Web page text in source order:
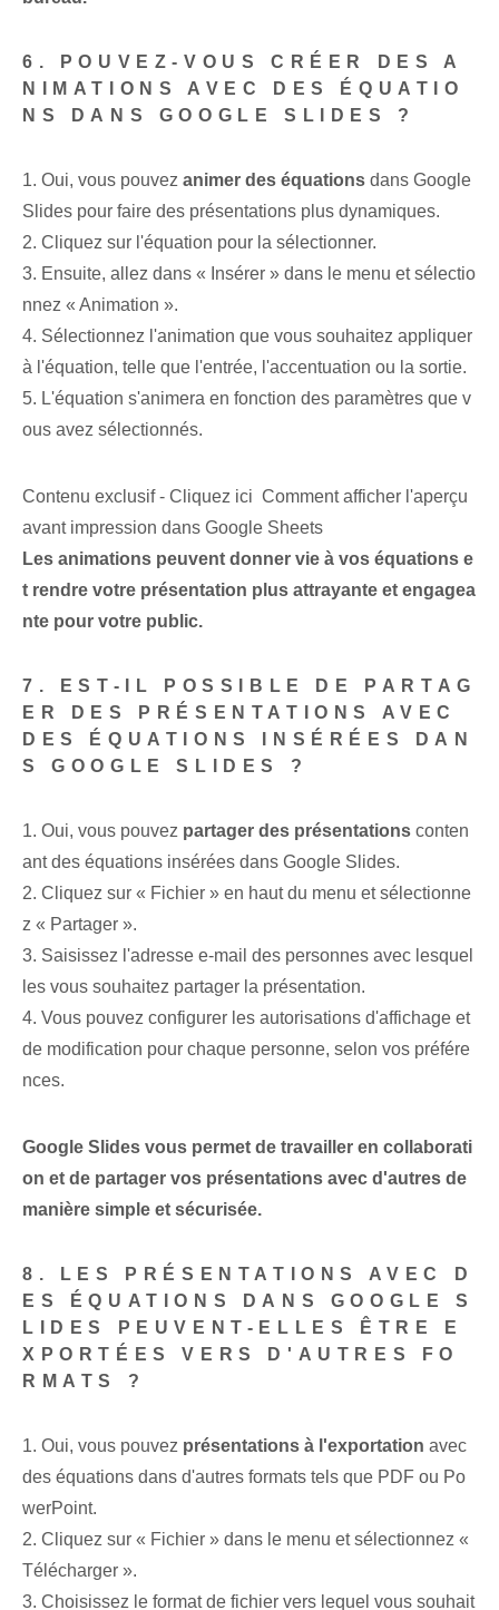
6. POUVEZ-VOUS CRÉER DES A
NIMATIONS AVEC DES ÉQUATIO
NS DANS GOOGLE SLIDES ?
1. Oui, vous pouvez animer des équations dans Google
Slides pour faire des présentations plus dynamiques.
2. Cliquez sur l'équation pour la sélectionner.
3. Ensuite, allez dans « Insérer » dans le menu et sélectio
nnez « Animation ».
4. Sélectionnez l'animation que vous souhaitez appliquer
à l'équation, telle que l'entrée, l'accentuation ou la sortie.
5. L'équation s'animera en fonction des paramètres que v
ous avez sélectionnés.
Contenu exclusif - Cliquez ici Comment afficher l'aperçu
avant impression dans Google Sheets
Les animations peuvent donner vie à vos équations e
t rendre votre présentation plus attrayante et engagea
nte pour votre public.
7. EST-IL POSSIBLE DE PARTAG
ER DES PRÉSENTATIONS AVEC
DES ÉQUATIONS INSÉRÉES DAN
S GOOGLE SLIDES ?
1. Oui, vous pouvez partager des présentations conten
ant des équations insérées dans Google Slides.
2. Cliquez sur « Fichier » en haut du menu et sélectionne
z « Partager ».
3. Saisissez l'adresse e-mail des personnes avec lesquel
les vous souhaitez partager la présentation.
4. Vous pouvez configurer les autorisations d'affichage et
de modification pour chaque personne, selon vos préfére
nces.
Google Slides vous permet de travailler en collaborati
on et de partager vos présentations avec d'autres de
manière simple et sécurisée.
8. LES PRÉSENTATIONS AVEC D
ES ÉQUATIONS DANS GOOGLE S
LIDES PEUVENT-ELLES ÊTRE E
XPORTÉES VERS D'AUTRES FO
RMATS ?
1. Oui, vous pouvez présentations à l'exportation avec
des équations dans d'autres formats tels que PDF ou Po
werPoint.
2. Cliquez sur « Fichier » dans le menu et sélectionnez «
Télécharger ».
3. Choisissez le format de fichier vers lequel vous souhait